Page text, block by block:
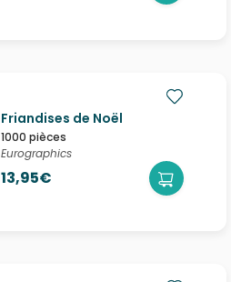
Friandises de Noël
1000 pièces
Eurographics
13,95€